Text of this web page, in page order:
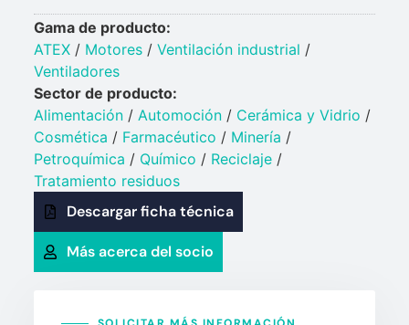
Gama de producto:
ATEX/ Motores/ Ventilación industrial /
Ventiladores
Sector de producto:
Alimentación/ Automoción/ Cerámica y Vidrio​ /
Cosmética / Farmacéutico / Minería /
Petroquímica​ / Químico​ / Reciclaje/
Tratamiento residuos
Descargar ficha técnica
Más acerca del socio